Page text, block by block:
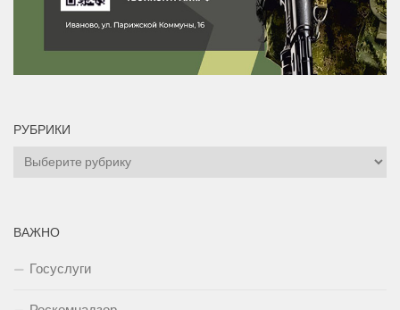
РУБРИКИ
Рубрики
ВАЖНО
Госуслуги